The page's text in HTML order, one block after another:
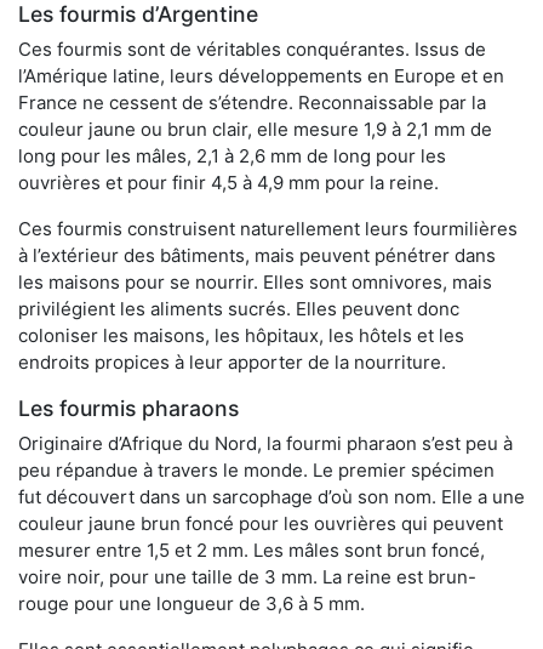
Les fourmis d’Argentine
Ces fourmis sont de véritables conquérantes. Issus de
l’Amérique latine, leurs développements en Europe et en
France ne cessent de s’étendre. Reconnaissable par la
couleur jaune ou brun clair, elle mesure 1,9 à 2,1 mm de
long pour les mâles, 2,1 à 2,6 mm de long pour les
ouvrières et pour finir 4,5 à 4,9 mm pour la reine.
Ces fourmis construisent naturellement leurs fourmilières
à l’extérieur des bâtiments, mais peuvent pénétrer dans
les maisons pour se nourrir. Elles sont omnivores, mais
privilégient les aliments sucrés. Elles peuvent donc
coloniser les maisons, les hôpitaux, les hôtels et les
endroits propices à leur apporter de la nourriture.
Les fourmis pharaons
Originaire d’Afrique du Nord, la fourmi pharaon s’est peu à
peu répandue à travers le monde. Le premier spécimen
fut découvert dans un sarcophage d’où son nom. Elle a une
couleur jaune brun foncé pour les ouvrières qui peuvent
mesurer entre 1,5 et 2 mm. Les mâles sont brun foncé,
voire noir, pour une taille de 3 mm. La reine est brun-
rouge pour une longueur de 3,6 à 5 mm.